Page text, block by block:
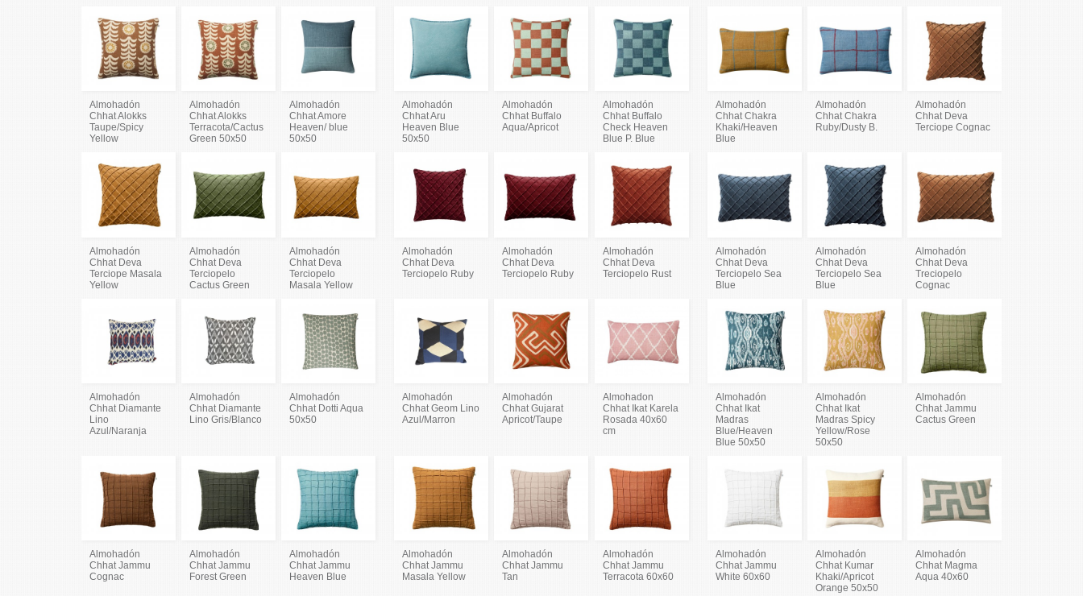
Almohadón
Chhat Alokks
Taupe/Spicy
Yellow
Almohadón
Chhat Alokks
Terracota/Cactus
Green 50x50
Almohadón
Chhat Amore
Heaven/ blue
50x50
Almohadón
Chhat Aru
Heaven Blue
50x50
Almohadón
Chhat Buffalo
Aqua/Apricot
Almohadón
Chhat Buffalo
Check Heaven
Blue P. Blue
Almohadón
Chhat Chakra
Khaki/Heaven
Blue
Almohadón
Chhat Chakra
Ruby/Dusty B.
Almohadón
Chhat Deva
Terciope Cognac
Almohadón
Chhat Deva
Terciope Masala
Yellow
Almohadón
Chhat Deva
Terciopelo
Cactus Green
Almohadón
Chhat Deva
Terciopelo
Masala Yellow
Almohadón
Chhat Deva
Terciopelo Ruby
Almohadón
Chhat Deva
Terciopelo Ruby
Almohadón
Chhat Deva
Terciopelo Rust
Almohadón
Chhat Deva
Terciopelo Sea
Blue
Almohadón
Chhat Deva
Terciopelo Sea
Blue
Almohadón
Chhat Deva
Treciopelo
Cognac
Almohadón
Chhat Diamante
Lino
Azul/Naranja
Almohadón
Chhat Diamante
Lino Gris/Blanco
Almohadón
Chhat Dotti Aqua
50x50
Almohadón
Chhat Geom Lino
Azul/Marron
Almohadón
Chhat Gujarat
Apricot/Taupe
Almohadon
Chhat Ikat Karela
Rosada 40x60
cm
Almohadón
Chhat Ikat
Madras
Blue/Heaven
Blue 50x50
Almohadón
Chhat Ikat
Madras Spicy
Yellow/Rose
50x50
Almohadón
Chhat Jammu
Cactus Green
Almohadón
Chhat Jammu
Cognac
Almohadón
Chhat Jammu
Forest Green
Almohadón
Chhat Jammu
Heaven Blue
Almohadón
Chhat Jammu
Masala Yellow
Almohadón
Chhat Jammu
Tan
Almohadón
Chhat Jammu
Terracota 60x60
Almohadón
Chhat Jammu
White 60x60
Almohadón
Chhat Kumar
Khaki/Apricot
Orange 50x50
Almohadón
Chhat Magma
Aqua 40x60